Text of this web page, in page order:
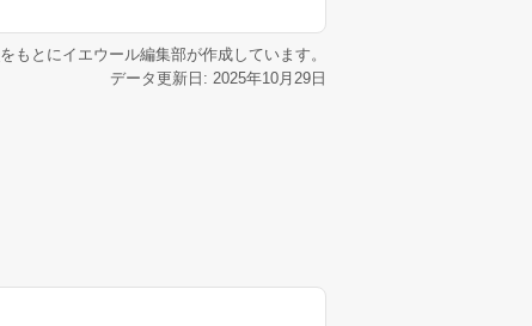
をもとにイエウール編集部が作成しています。
データ更新日: 2025年10月29日